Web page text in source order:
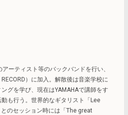
ーティスト等のバックバンドを行い、
RECORD）に加入。解散後は音楽学校に
グを学び、現在はYAMAHAで講師をす
も行う。世界的なギタリスト「Lee
のセッション時には「The great